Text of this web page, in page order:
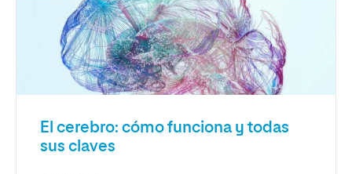
El cerebro: cómo funciona y todas
sus claves